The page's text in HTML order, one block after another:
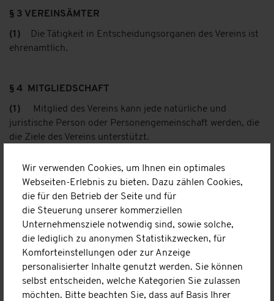
Wir verwenden Cookies, um Ihnen ein optimales
Webseiten-Erlebnis zu bieten. Dazu zählen Cookies,
die für den Betrieb der Seite und für
die Steuerung unserer kommerziellen
Unternehmensziele notwendig sind, sowie solche,
die lediglich zu anonymen Statistikzwecken, für
Komforteinstellungen oder zur Anzeige
personalisierter Inhalte genutzt werden. Sie können
selbst entscheiden, welche Kategorien Sie zulassen
möchten. Bitte beachten Sie, dass auf Basis Ihrer
§ 3 VEREINSÄMTER
(1) Die Tätigkeit in Entscheidungsorganen des Vereins ist
ehrenamtlich.
§ 4 MITGLIEDSCHAFT
(1) Mitglied des Vereins kann jede natürliche und
juristische Person oder Personengemeinschaft werden, die
die Ziele des Vereins unterstützt.
Vorstand.
Alle Mitglieder sind berechtigt an allen
Veranstaltungen des Vereins teilzunehmen. Sie haben das
Recht, der Mitgliederversammlung Anträge zu unterbreiten.
(4) Fördermitglieder unterstützen den Verein und
verzichten auf ihr Stimmrecht.
(5)
Jedes Mitglied erklärt selbst, ob es Fördermitglied
sein will. Diese Erklärung kann nur zum